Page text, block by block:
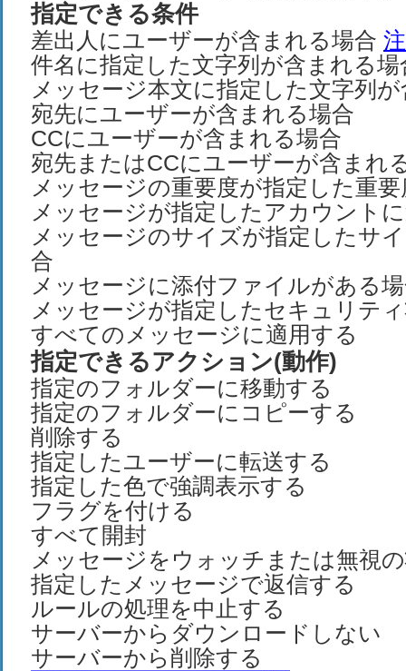
指定できる条件
差出人にユーザーが含まれる場合
件名に指定した文字列が含まれる場
メッセージ本文に指定した文字列
宛先にユーザーが含まれる場合
CCにユーザーが含まれる場合
宛先またはCCにユーザーが含まれ
メッセージの重要度が指定した重
メッセージが指定したアカウント
メッセージのサイズが指定したサ
合
メッセージに添付ファイルがある
メッセージが指定したセキュリテ
すべてのメッセージに適用する
指定できるアクション(動作)
指定のフォルダーに移動する
指定のフォルダーにコピーする
削除する
指定したユーザーに転送する
指定した色で強調表示する
フラグを付ける
すべて開封
メッセージをウォッチまたは無視
指定したメッセージで返信する
ルールの処理を中止する
サーバーからダウンロードしない
サーバーから削除する